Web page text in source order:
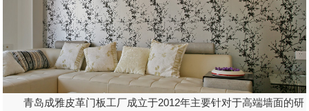
青岛成雅皮革门板工厂成立于2012年主要针对于高端墙面的研